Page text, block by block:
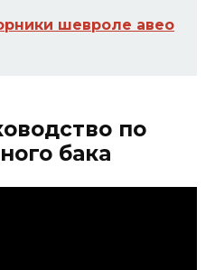
шевроле авео
по
бака